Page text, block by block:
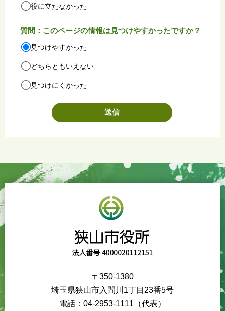
役に立たなかった
質問：このページの情報は見つけやすかったですか？
見つけやすかった
どちらともいえない
見つけにくかった
〒350-1380
埼玉県狭山市入間川1丁目23番5号
電話：04-2953-1111（代表）